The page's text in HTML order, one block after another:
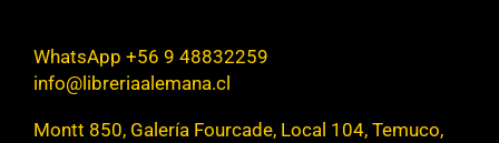
WhatsApp +56 9 48832259
info@libreriaalemana.cl
Montt 850, Galería Fourcade, Local 104, Temuco,